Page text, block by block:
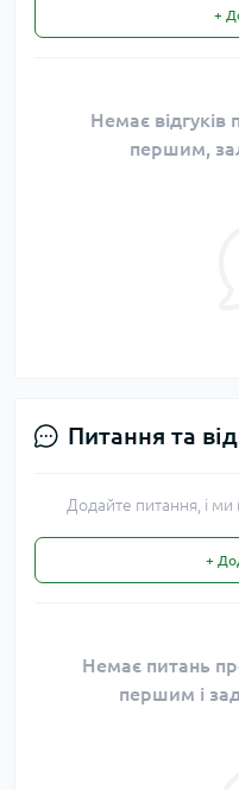
+
Немає відгуків
першим,
Питання та
Додайте питання, і
+
Немає питань
першим і